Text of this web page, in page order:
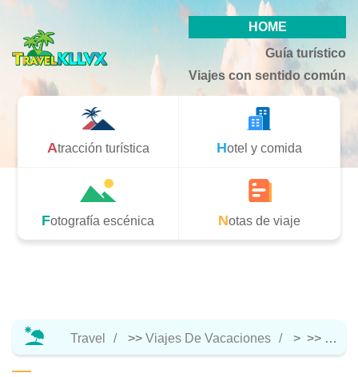
HOME
Guía turístico
Viajes con sentido común
Atracción turística Hotel y comida
Fotografía escénica Notas de viaje
Travel >> Viajes De Vacaciones > >>